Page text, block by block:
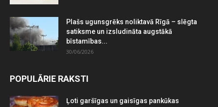
Plašs ugunsgrēks noliktavā Rīgā – slēgta
satiksme un izsludināta augstākā
bīstamības...
30/06/2026
POPULĀRIE RAKSTI
Ļoti garšīgas un gaisīgas pankūkas